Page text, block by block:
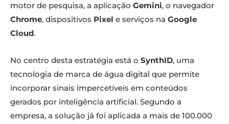
motor de pesquisa, a aplicação Gemini, o navegador
Chrome, dispositivos Pixel e serviços na Google
Cloud.
No centro desta estratégia está o SynthID, uma
tecnologia de marca de água digital que permite
incorporar sinais impercetíveis em conteúdos
gerados por inteligência artificial. Segundo a
empresa, a solução já foi aplicada a mais de 100.000